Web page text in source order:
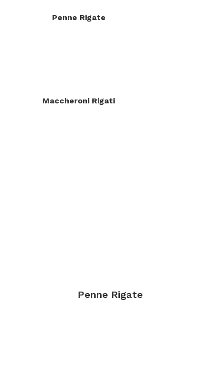
Penne Rigate
Maccheroni Rigati
Penne Rigate